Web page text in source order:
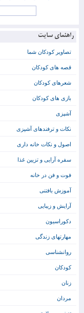
راهنمای سایت
تصاویر کودکان شما
قصه های کودکان
شعرهای کودکان
بازی های کودکان
آشپزی
نکات و ترفندهای آشپزی
اصول و نکات خانه داری
سفره آرایی و تزیین غذا
فوت و فن در خانه
آموزش بافتنی
آرایش و زیبایی
دکوراسیون
مهارتهای زندگی
روانشناسی
کودکان
زنان
مردان